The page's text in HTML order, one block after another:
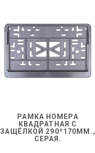
РАМКА НОМЕРА
КВАДРАТНАЯ С
ЗАЩЁЛКОЙ 290*170ММ.,
СЕРАЯ.